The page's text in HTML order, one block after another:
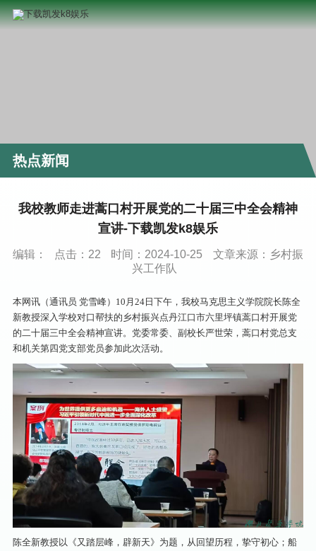
热点新闻
我校教师走进蒿口村开展党的二十届三中全会精神
宣讲-下载凯发k8娱乐
编辑： 点击： 22 时间：2024-10-25
文章来源：乡村振
兴工作队
本网讯（通讯员 党雪峰）10月24日下午，我校马克思主义学院院长陈全
新教授深入学校对口帮扶的乡村振兴点丹江口市六里坪镇蒿口村开展党
的二十届三中全会精神宣讲。党委常委、副校长严世荣，蒿口村党总支
和机关第四党支部党员参加此次活动。
陈全新教授以《又踏层峰，辟新天》为题，从回望历程，挚守初心；船